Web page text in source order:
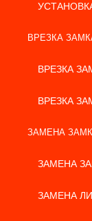
ВРЕЗКА
ВРЕЗКА
ВРЕЗКА
ЗАМЕНА
ЗАМЕНА
ЗАМЕНА